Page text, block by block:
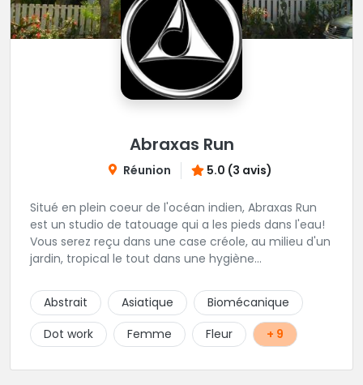
Abraxas Run
Réunion 5.0 (3 avis)
Situé en plein coeur de l'océan indien, Abraxas Run
est un studio de tatouage qui a les pieds dans l'eau!
Vous serez reçu dans une case créole, au milieu d'un
jardin, tropical le tout dans une hygiène
choix de bijoux et uniquement dans des matières
biocompatibles! Vous le trouverez à Saint-Gilles les
Bains...les doigts de pieds en éventail...
Abstrait Asiatique
Biomécanique
Dot work
Femme Fleur + 9